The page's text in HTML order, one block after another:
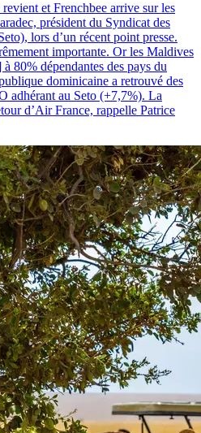
et Frenchbee arrive sur les
président du Syndicat des
lors d’un récent point presse.
importante. Or les Maldives
80% dépendantes des pays du
dominicaine a retrouvé des
adhérant au Seto (+7,7%). La
d’Air France, rappelle Patrice